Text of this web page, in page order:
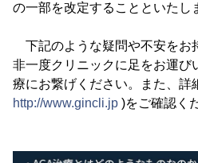
の一部を改定することといたし
下記のような疑問や不安をお
非一度クリニックに足をお運び
療にお繋げください。また、詳
http://www.gincli.jp )をご確認く